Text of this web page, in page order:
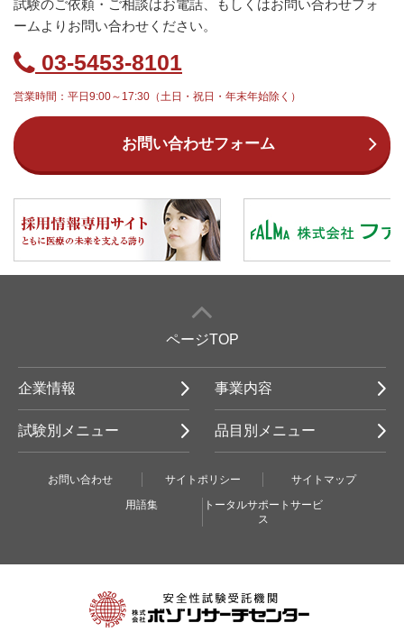
試験のご依頼・ご相談はお電話、もしくはお問い合わせフォ
ームよりお問い合わせください。
03-5453-8101
営業時間：平日9:00～17:30（土日・祝日・年末年始除く）
お問い合わせフォーム
ページTOP
企業情報 事業内容
試験別メニュー 品目別メニュー
お問い合わせ サイトポリシー
サイトマップ
用語集
トータルサポートサービ
ス